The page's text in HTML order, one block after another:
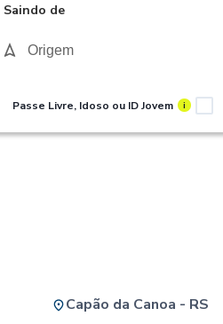
Saindo de
Passe Livre, Idoso ou ID Jovem i
Capão da Canoa - RS